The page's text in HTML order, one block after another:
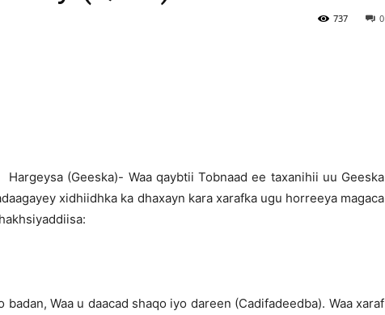
0
737
Hargeysa (Geeska)- Waa qaybtii Tobnaad ee taxanihii uu Geeska
xidhiidhka ka dhaxayn kara xarafka ugu horreeya magaca
badan, Waa u daacad shaqo iyo dareen (Cadifadeedba). Waa xaraf